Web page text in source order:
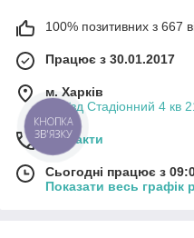
100% позитивних з 667
Працює з 30.01.2017
м. Харків
проїзд Стадіонний 4 кв
Контакти
Сьогодні працює з
Показати весь графік
КНОПКА
ЗВ'ЯЗКУ